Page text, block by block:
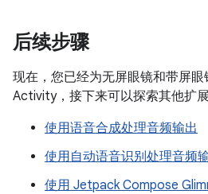
后续步骤
现在，您已经为无屏眼镜和带屏
Activity，接下来可以探索其他扩
使用语音合成处理音频输出
使用自动语音识别处理音频
使用 Jetpack Compose